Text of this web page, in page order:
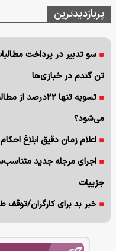
پربازدیدترین
سو تدبیر در پرداخت
تن گندم در خبازی‌ها
تسویه تنها
می‌شود؟
اعلام زمان دقیق ابلاغ
اجرای مرجله جدید
جزییات
خبر بد برای کارگران/